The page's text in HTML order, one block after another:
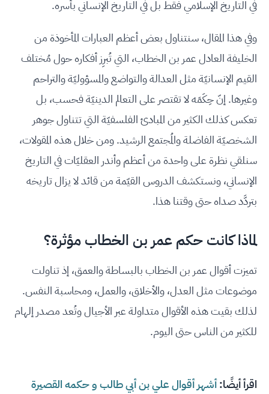
في التاريخ الإسلامي فقط بل في التاريخ الإنساني بأسره.
وفي هذا المقال، سنتناول بعض أعظم العبارات المأخوذة من
الخليفة العادل عمر بن الخطاب، التي تُبرِز أفكاره حول مُختلف
القيم الإنسانيّة مثل العدالة والتواضع والمسؤوليّة والتراحم
وغيرها. إنّ حِكَمَه لا تقتصر على التعالم الدينيّة فحسب، بل
تعكس كذلك الكثير من المبادئ الفلسفيّة التي تتناول جوهر
الشخصيّة الفاضلة والمُجتمع الرشيد. ومن خلال هذه المقولات،
سنلقي نظرة على واحدة من أعظم وأندر العقليّات في التاريخ
الإنساني، ونستكشف الدروس القيّمة من قائد لا يزال تاريخه
بتردَّد صداه حتى وقتنا هذا.
لماذا كانت حكم عمر بن الخطاب مؤثرة؟
تميزت أقوال عمر بن الخطاب بالبساطة والعمق، إذ تناولت
موضوعات مثل العدل، والأخلاق، والعمل، ومحاسبة النفس.
لذلك بقيت هذه الأقوال متداولة عبر الأجيال وتُعد مصدر إلهام
للكثير من الناس حتى اليوم.
اقرأ أيضًا:أشهر أقوال علي بن أبي طالب و حكمه القصيرة